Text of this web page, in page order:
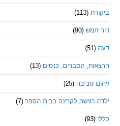
(90)
הסברים, כנסים (13)
סביבה (25)
לקרינה בבית הספר (7)